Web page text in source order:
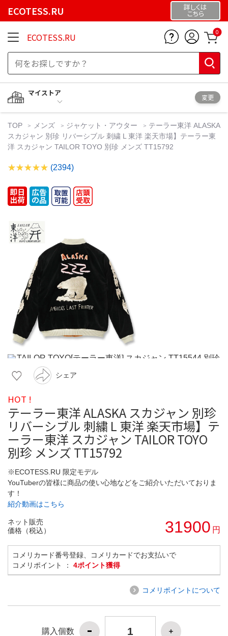
ECOTESS.RU 詳しくは
こちら
ECOTESS.RU 0
マイストア
変更
TOP メンズ ジャケット・アウター
テーラー東洋 ALASKA
スカジャン 別珍 リバーシブル 刺繍 L 東洋 楽天市場】テーラー東
洋 スカジャン TAILOR TOYO 別珍 メンズ TT15792
(2394)
シェア
HOT !
テーラー東洋 ALASKA スカジャン 別珍
リバーシブル 刺繍 L 東洋 楽天市場】テ
ーラー東洋 スカジャン TAILOR TOYO
別珍 メンズ TT15792
※ECOTESS.RU 限定モデル
YouTuberの皆様に商品の使い心地などをご紹介いただいておりま
す！
紹介動画はこちら
ネット販売
価格（税込）
31900 円
コメリカード番号登録、コメリカードでお支払いで
コメリポイント ： 4ポイント獲得
コメリポイントについて
購入個数